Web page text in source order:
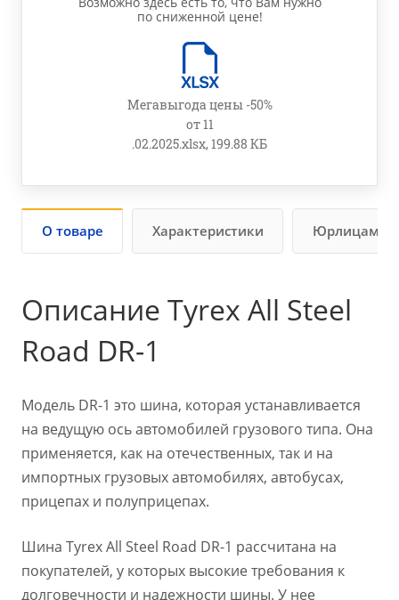
по сниженной цене!
Мегавыгода цены -50%
от 11
.02.2025.xlsx, 199.88 КБ
О товаре Характеристики Юрлицам
Описание Tyrex All Steel
Road DR-1
Модель DR-1 это шина, которая устанавливается
на ведущую ось автомобилей грузового типа. Она
применяется, как на отечественных, так и на
импортных грузовых автомобилях, автобусах,
прицепах и полуприцепах.
Шина Tyrex All Steel Road DR-1 рассчитана на
покупателей, у которых высокие требования к
долговечности и надежности шины. У нее